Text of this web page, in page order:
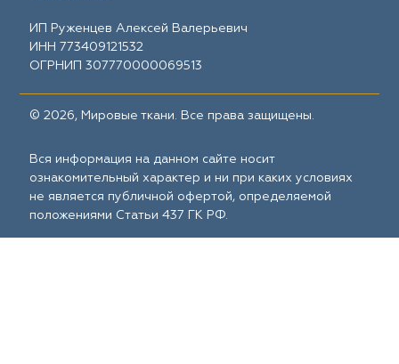
ИП Руженцев Алексей Валерьевич
ИНН 773409121532
ОГРНИП 307770000069513
© 2026, Мировые ткани. Все права защищены.
Вся информация на данном сайте носит
ознакомительный характер и ни при каких условиях
не является публичной офертой, определяемой
положениями Статьи 437 ГК РФ.